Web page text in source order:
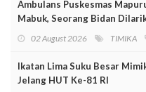
Ambulans Puskesmas
Mabuk, Seorang Bidan
02 August 2026 TIMIKA
Ikatan Lima Suku Besar
Jelang HUT Ke-81 RI